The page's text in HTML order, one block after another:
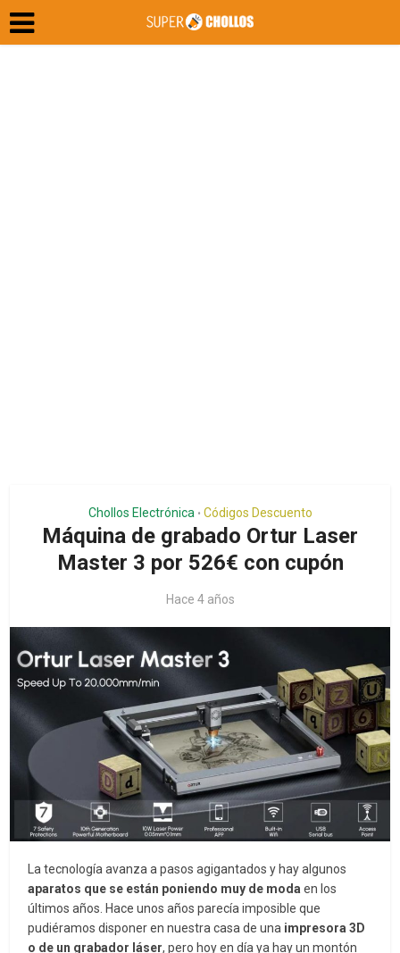
Chollos Electrónica • Códigos Descuento
Máquina de grabado Ortur Laser
Master 3 por 526€ con cupón
Hace 4 años
La tecnología avanza a pasos agigantados y hay algunos
aparatos que se están poniendo muy de moda en los
últimos años. Hace unos años parecía imposible que
pudiéramos disponer en nuestra casa de una impresora 3D
o de un grabador láser, pero hoy en día ya hay un montón